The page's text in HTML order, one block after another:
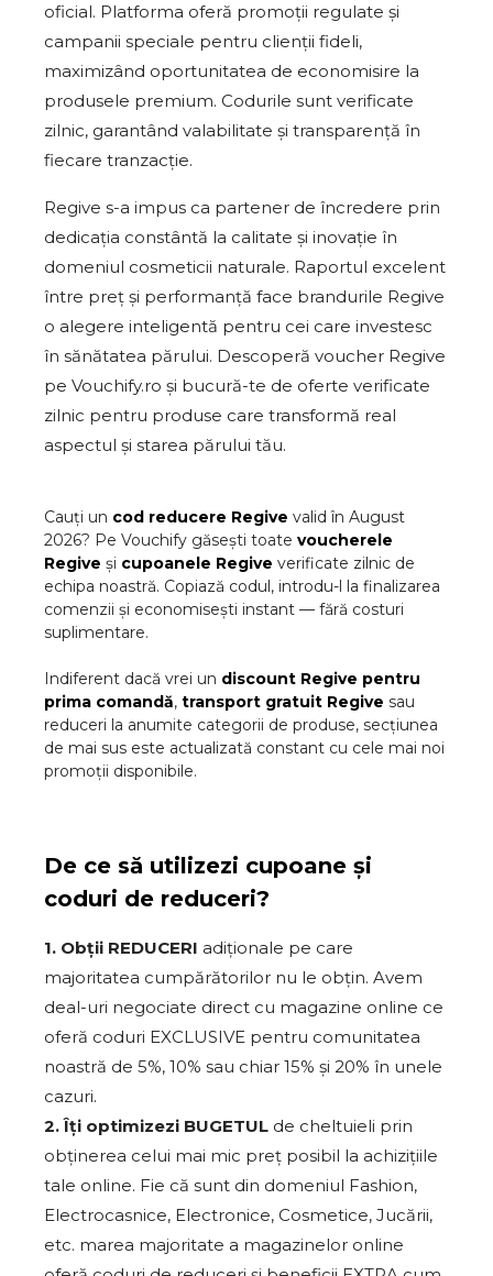
oficial. Platforma oferă promoții regulate și
campanii speciale pentru clienții fideli,
maximizând oportunitatea de economisire la
produsele premium. Codurile sunt verificate
zilnic, garantând valabilitate și transparență în
fiecare tranzacție.
Regive s-a impus ca partener de încredere prin
dedicația constântă la calitate și inovație în
domeniul cosmeticii naturale. Raportul excelent
între preț și performanță face brandurile Regive
o alegere inteligentă pentru cei care investesc
în sănătatea părului. Descoperă voucher Regive
pe Vouchify.ro și bucură-te de oferte verificate
zilnic pentru produse care transformă real
aspectul și starea părului tău.
Cauți un cod reducere Regive valid în August
2026? Pe Vouchify găsești toate voucherele
Regive și cupoanele Regive verificate zilnic de
echipa noastră. Copiază codul, introdu-l la finalizarea
comenzii și economisești instant — fără costuri
suplimentare.
Indiferent dacă vrei un discount Regive pentru
prima comandă, transport gratuit Regive sau
reduceri la anumite categorii de produse, secțiunea
de mai sus este actualizată constant cu cele mai noi
promoții disponibile.
De ce să utilizezi cupoane și
coduri de reduceri?
1. Obții REDUCERI adiționale pe care
majoritatea cumpărătorilor nu le obțin. Avem
deal-uri negociate direct cu magazine online ce
oferă coduri EXCLUSIVE pentru comunitatea
noastră de 5%, 10% sau chiar 15% și 20% în unele
cazuri.
2. Îți optimizezi BUGETUL de cheltuieli prin
obținerea celui mai mic preț posibil la achizițiile
tale online. Fie că sunt din domeniul Fashion,
Electrocasnice, Electronice, Cosmetice, Jucării,
etc. marea majoritate a magazinelor online